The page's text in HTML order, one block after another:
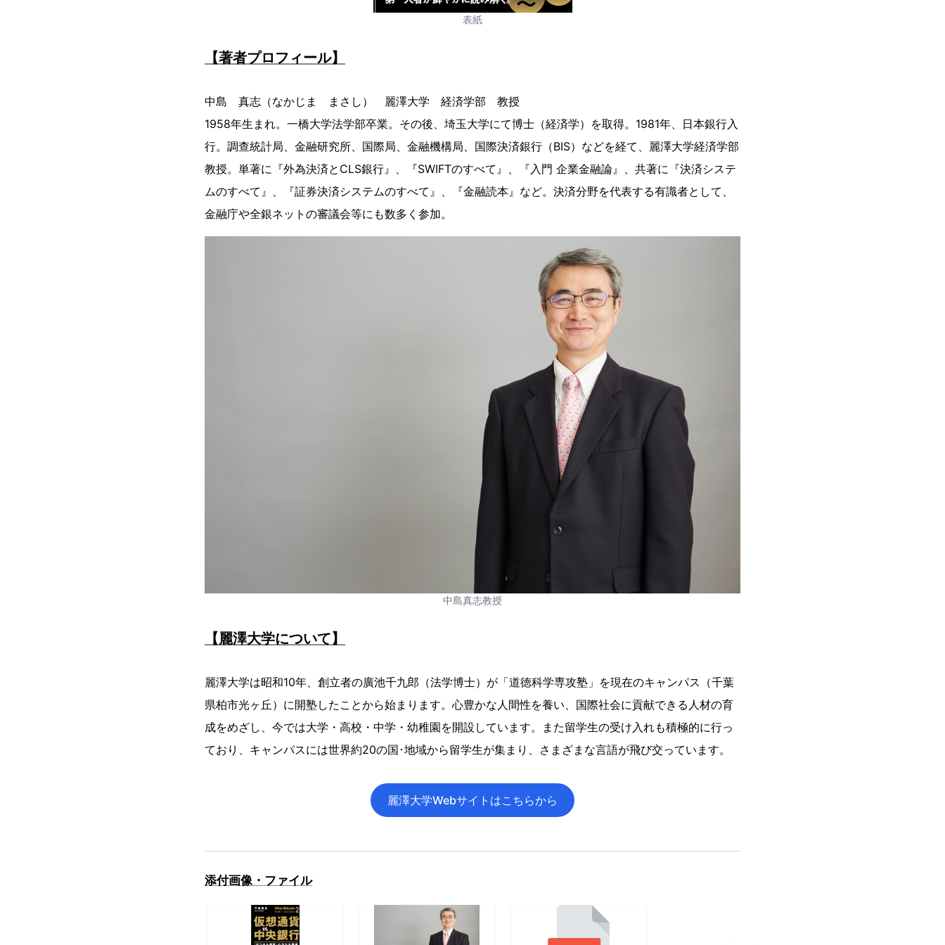
表紙
【著者プロフィール】
中島 真志（なかじま まさし） 麗澤大学 経済学部 教授
1958年生まれ。一橋大学法学部卒業。その後、埼玉大学にて博士（経済学）を取得。1981年、日本銀行入
行。調查統計局、金融研究所、国際局、金融機構局、国際決済銀行（BIS）などを経て、麗澤大学経済学部
教授。単著に『外為決済とCLS銀行』、『SWIFTのすべて』、『入門 企業金融論』、共著に『決済システ
ムのすべて』、『証券決済システムのすべて』、『金融読本』など。決済分野を代表する有識者として、
金融庁や全銀ネットの審議会等にも数多く参加。
中島真志教授
【麗澤大学について】
麗澤大学は昭和10年、創立者の廣池千九郎（法学博士）が「道徳科学専攻塾」を現在のキャンパス（千葉
県柏市光ヶ丘）に開塾したことから始まります。心豊かな人間性を養い、国際社会に貢献できる人材の育
成をめざし、今では大学・高校・中学・幼稚園を開設しています。また留学生の受け入れも積極的に行っ
ており、キャンパスには世界約20の国･地域から留学生が集まり、さまざまな言語が飛び交っています。
麗澤大学Webサイトはこちらから
添付画像・ファイル